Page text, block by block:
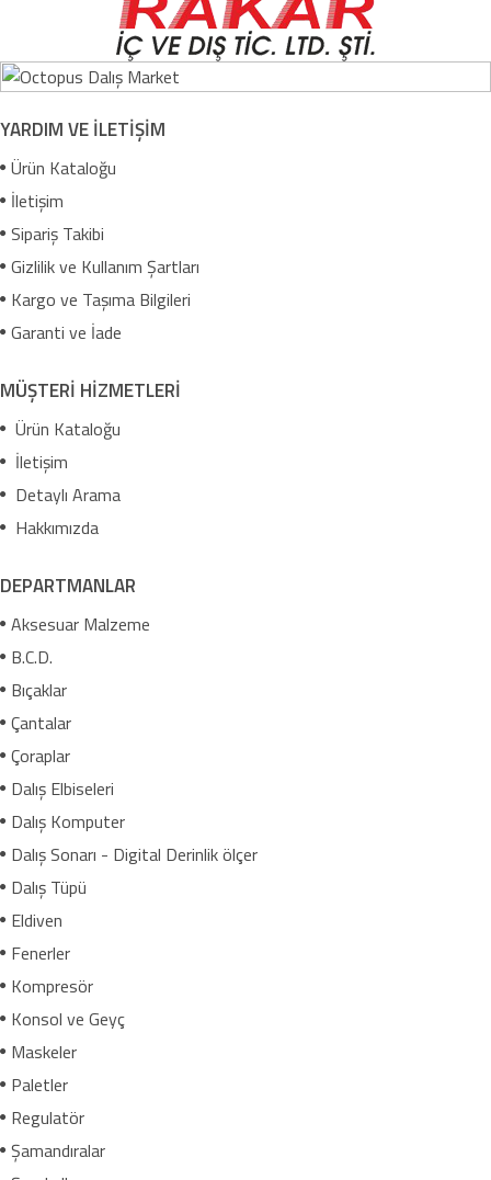
YARDIM VE İLETİŞİM
Ürün Kataloğu
İletişim
Sipariş Takibi
Gizlilik ve Kullanım Şartları
Kargo ve Taşıma Bilgileri
Garanti ve İade
MÜŞTERİ HİZMETLERİ
Ürün Kataloğu
İletişim
Detaylı Arama
Hakkımızda
DEPARTMANLAR
Aksesuar Malzeme
B.C.D.
Bıçaklar
Çantalar
Çoraplar
Dalış Elbiseleri
Dalış Komputer
Dalış Sonarı - Digital Derinlik ölçer
Dalış Tüpü
Eldiven
Fenerler
Kompresör
Konsol ve Geyç
Maskeler
Paletler
Regulatör
Şamandıralar